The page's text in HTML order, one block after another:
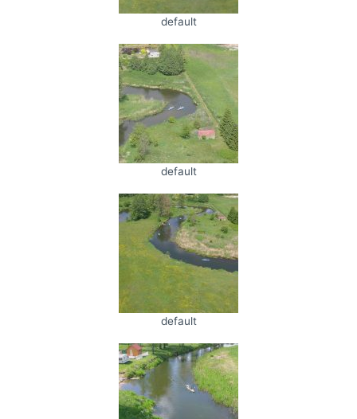
default
default
default